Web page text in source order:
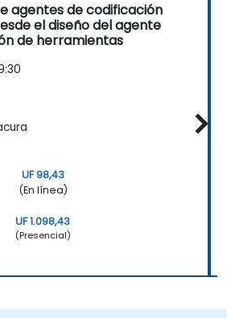
agentes de codificación
el diseño del agente
de herramientas
UF 98,43
(En línea)
UF 1.098,43
(Presencial)